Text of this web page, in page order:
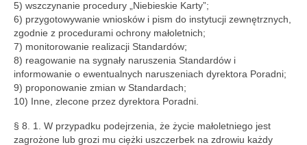
5) wszczynanie procedury „Niebieskie Karty”;
6) przygotowywanie wniosków i pism do instytucji zewnętrznych,
zgodnie z procedurami ochrony małoletnich;
7) monitorowanie realizacji Standardów;
8) reagowanie na sygnały naruszenia Standardów i
informowanie o ewentualnych naruszeniach dyrektora Poradni;
9) proponowanie zmian w Standardach;
10) Inne, zlecone przez dyrektora Poradni.
§ 8. 1. W przypadku podejrzenia, że życie małoletniego jest
zagrożone lub grozi mu ciężki uszczerbek na zdrowiu każdy